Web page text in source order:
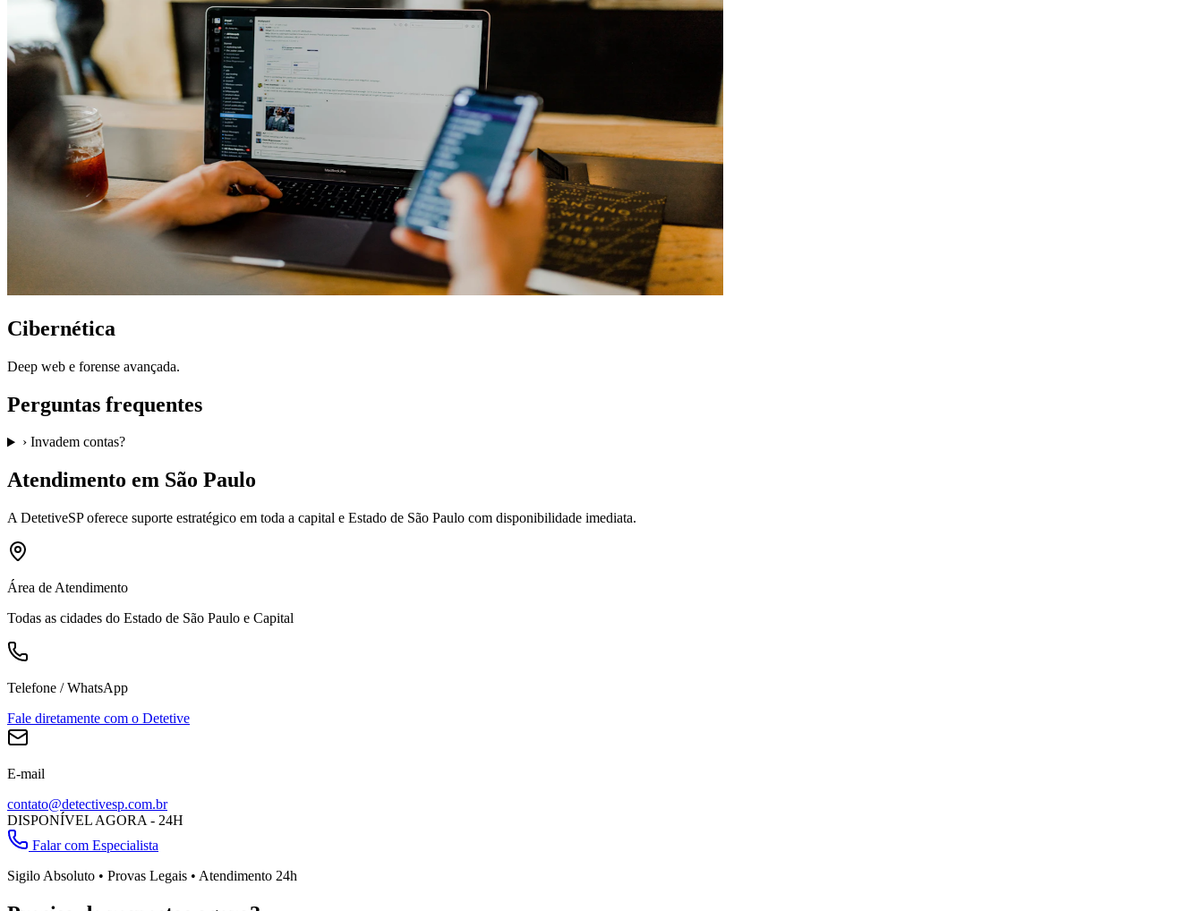
Cibernética
Deep web e forense avançada.
Perguntas frequentes
› Invadem contas?
Atendimento em São Paulo
A DetetiveSPoferece suporte estratégico em toda a capital e Estado de São Paulo com disponibilidade imediata.
Área de Atendimento
Todas as cidades do Estado de São Paulo e Capital
Telefone / WhatsApp
Fale diretamente com o Detetive
E-mail
contato@detectivesp.com.br
DISPONÍVEL AGORA - 24H
Falar com Especialista
Sigilo Absoluto • Provas Legais • Atendimento 24h